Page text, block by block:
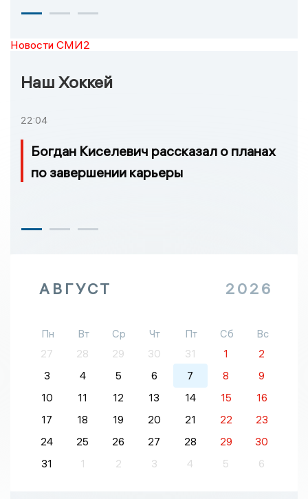
Новости СМИ2
Наш Хоккей
22:04
Богдан Киселевич рассказал о планах
по завершении карьеры
АВГУСТ 2026
Пн Вт Ср Чт Пт Сб
Вс
27
28 29 30 31 1
2
3
4 5 6 7 8
9
10
11 12 13 14 15
16
17
18 19 20 21 22
23
24
25 26 27 28 29
30
31
1 2 3 4 5 6